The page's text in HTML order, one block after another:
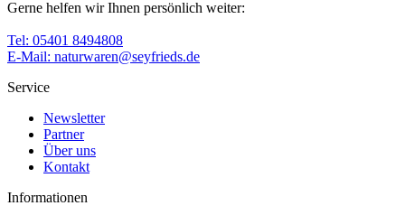
Gerne helfen wir Ihnen persönlich weiter:
Tel: 05401 8494808
E-Mail: naturwaren@seyfrieds.de
Service
Newsletter
Partner
Über uns
Kontakt
Informationen